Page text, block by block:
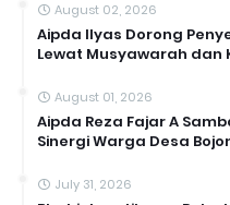
August 02, 2026
Aipda Ilyas Dorong
Lewat Musyawarah dan
August 01, 2026
Aipda Reza Fajar A
Sinergi Warga Desa
July 31, 2026